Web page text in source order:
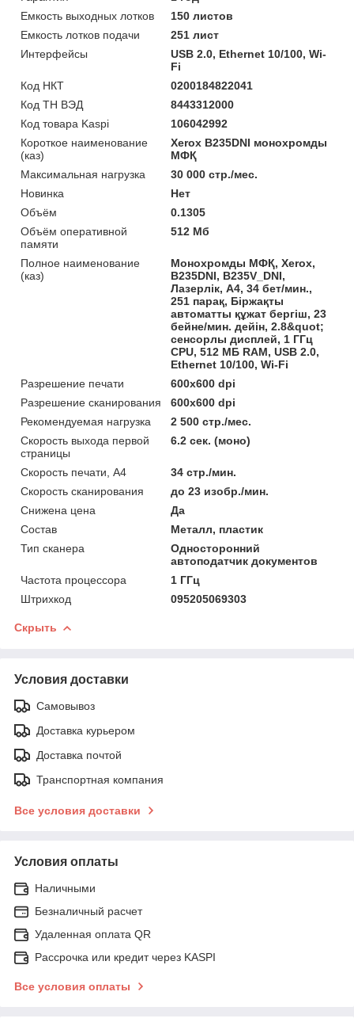
Емкость выходных лотков
150 листов
Емкость лотков подачи
251 лист
Интерфейсы
USB 2.0, Ethernet 10/100, Wi-
Fi
Код НКТ
0200184822041
Код ТН ВЭД
8443312000
Код товара Kaspi
106042992
Короткое наименование
(каз)
Xerox B235DNI монохромды
МФҚ
Максимальная нагрузка
30 000 стр./мес.
Новинка
Нет
Объём
0.1305
Объём оперативной
памяти
512 Мб
Полное наименование
(каз)
Монохромды МФҚ, Xerox,
B235DNI, B235V_DNI,
Лазерлік, A4, 34 бет/мин.,
251 парақ, Біржақты
автоматты құжат бергіш, 23
бейне/мин. дейін, 2.8&quot;
сенсорлы дисплей, 1 ГГц
CPU, 512 МБ RAM, USB 2.0,
Ethernet 10/100, Wi-Fi
Разрешение печати
600x600 dpi
Разрешение сканирования
600x600 dpi
Рекомендуемая нагрузка
2 500 стр./мес.
Скорость выхода первой
страницы
6.2 сек. (моно)
Скорость печати, А4
34 стр./мин.
Скорость сканирования
до 23 изобр./мин.
Снижена цена
Да
Состав
Металл, пластик
Тип сканера
Односторонний
автоподатчик документов
Частота процессора
1 ГГц
Штрихкод
095205069303
Скрыть
Условия доставки
Самовывоз
Доставка курьером
Доставка почтой
Транспортная компания
Все условия доставки
Условия оплаты
Наличными
Безналичный расчет
Удаленная оплата QR
Рассрочка или кредит через KASPI
Все условия оплаты